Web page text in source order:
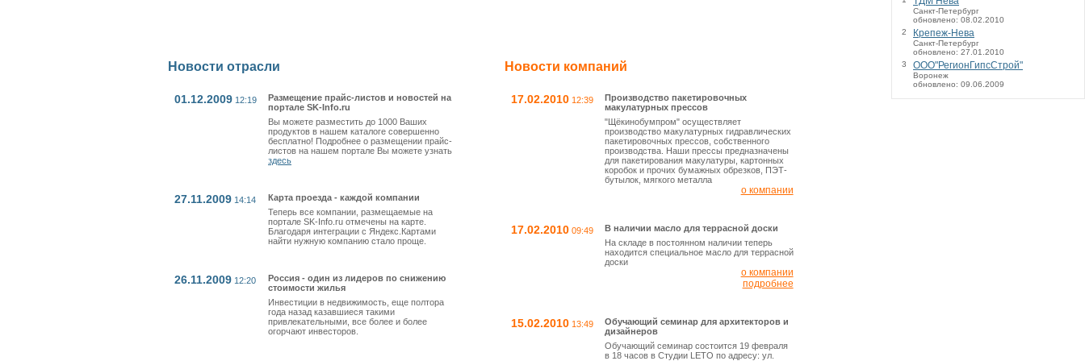
Новости отрасли
01.12.200912:19
Размещение прайс-листов и новостей на
портале SK-Info.ru
Вы можете разместить до 1000 Ваших
продуктов в нашем каталоге совершенно
бесплатно! Подробнее о размещении прайс-
листов на нашем портале Вы можете узнать
здесь
27.11.200914:14
Карта проезда - каждой компании
Теперь все компании, размещаемые на
портале SK-Info.ru отмечены на карте.
Благодаря интеграции с Яндекс.Картами
найти нужную компанию стало проще.
26.11.200912:20
Россия - один из лидеров по снижению
стоимости жилья
Инвестиции в недвижимость, еще полтора
года назад казавшиеся такими
привлекательными, все более и более
огорчают инвесторов.
Новости компаний
17.02.201012:39
Производство пакетировочных
макулатурных прессов
"Щёкинобумпром" осуществляет
производство макулатурных гидравлических
пакетировочных прессов, собственного
производства. Наши прессы предназначены
для пакетирования макулатуры, картонных
коробок и прочих бумажных обрезков, ПЭТ-
бутылок, мягкого металла
о компании
17.02.201009:49
В наличии масло для террасной доски
На складе в постоянном наличии теперь
находится специальное масло для террасной
доски
о компании
подробнее
15.02.201013:49
Обучающий семинар для архитекторов и
дизайнеров
Обучающий семинар состоится 19 февраля
в 18 часов в Студии LETO по адресу: ул.
Санкт-Петербург
обновлено: 08.02.2010
2
Крепеж-Нева
Санкт-Петербург
обновлено: 27.01.2010
3
ООО"РегионГипсСтрой"
Воронеж
обновлено: 09.06.2009